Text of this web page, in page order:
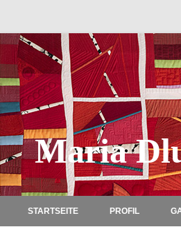
Maria
STARTSEITE PROFIL